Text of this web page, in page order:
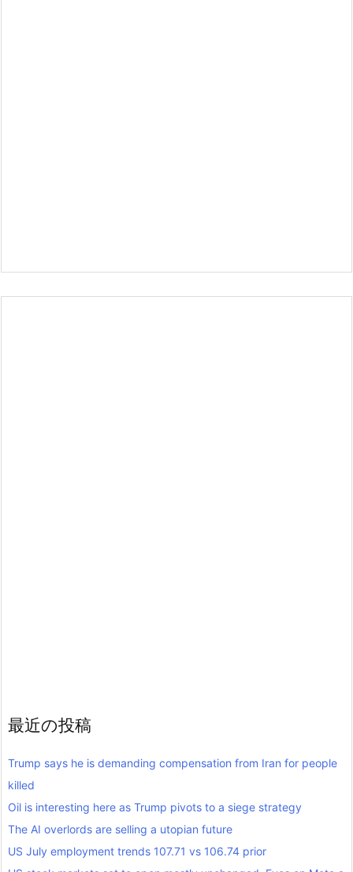
最近の投稿
Trump says he is demanding compensation from Iran for people
killed
Oil is interesting here as Trump pivots to a siege strategy
The AI overlords are selling a utopian future
US July employment trends 107.71 vs 106.74 prior